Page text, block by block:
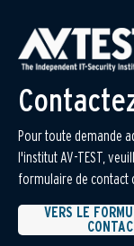
Pour toute demande
l'institut AV-TEST,
formulaire de contact
VERS LE